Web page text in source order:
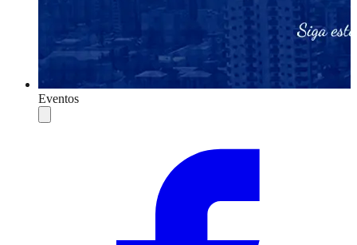
Eventos
Compartilhar